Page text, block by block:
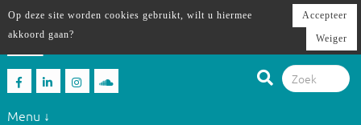
Menu ↓
Op deze site worden cookies gebruikt, wilt u hiermee
akkoord gaan?
Accepteer
Weiger